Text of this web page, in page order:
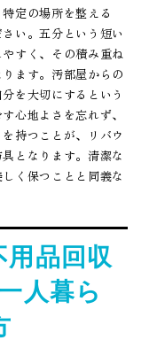
定の場所を整える
い。五分という短い
すく、その積み重ね
ます。汚部屋からの
を大切にするという
心地よさを忘れず、
持つことが、リバウ
となります。清潔な
く保つことと同義な
用品回収
人暮ら